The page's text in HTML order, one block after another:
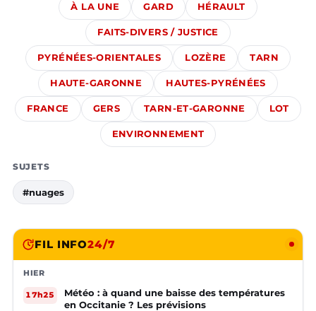
À LA UNE GARD HÉRAULT
FAITS-DIVERS / JUSTICE
PYRÉNÉES-ORIENTALES LOZÈRE TARN
HAUTE-GARONNE HAUTES-PYRÉNÉES
FRANCE GERS TARN-ET-GARONNE LOT
ENVIRONNEMENT
SUJETS
#nuages
FIL INFO24/7
HIER
17h25
Météo : à quand une baisse des températures
en Occitanie ? Les prévisions